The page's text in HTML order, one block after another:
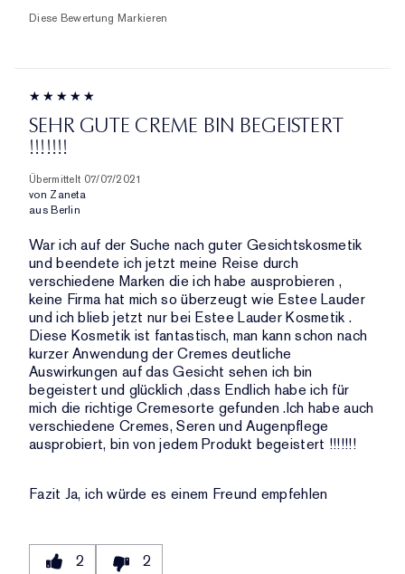
Diese Bewertung Markieren
SEHR GUTE CREME BIN BEGEISTERT
!!!!!!!
Übermittelt 07/07/2021
von Zaneta
aus Berlin
War ich auf der Suche nach guter Gesichtskosmetik
und beendete ich jetzt meine Reise durch
verschiedene Marken die ich habe ausprobieren ,
keine Firma hat mich so überzeugt wie Estee Lauder
und ich blieb jetzt nur bei Estee Lauder Kosmetik .
Diese Kosmetik ist fantastisch, man kann schon nach
kurzer Anwendung der Cremes deutliche
Auswirkungen auf das Gesicht sehen ich bin
begeistert und glücklich ,dass Endlich habe ich für
mich die richtige Cremesorte gefunden .Ich habe auch
verschiedene Cremes, Seren und Augenpflege
ausprobiert, bin von jedem Produkt begeistert !!!!!!!
Fazit Ja, ich würde es einem Freund empfehlen
2 2